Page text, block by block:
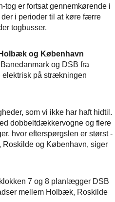
tog er fortsat gennemkørende i
i perioder til at køre færre
togbusser.
og København
og DSB fra
elektrisk på strækningen
som vi ikke har haft hidtil.
dobbeltdækkervogne og flere
hvor efterspørgslen er størst -
og København, siger
7 og 8 planlægger DSB
mellem Holbæk, Roskilde